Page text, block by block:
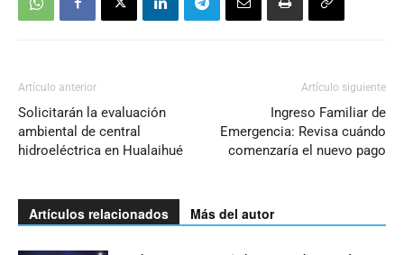
Artículo anterior
Solicitarán la evaluación
ambiental de central
hidroeléctrica en Hualaihué
Artículo siguiente
Ingreso Familiar de
Emergencia: Revisa cuándo
comenzaría el nuevo pago
Artículos relacionados Más del autor